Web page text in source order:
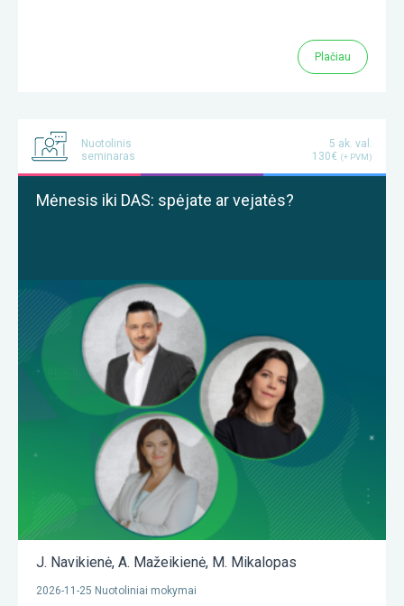
Plačiau
Nuotolinis
seminaras
5 ak. val.
130€ (+ PVM)
Mėnesis iki DAS: spėjate ar vejatės?
J. Navikienė, A. Mažeikienė, M. Mikalopas
2026-11-25 Nuotoliniai mokymai